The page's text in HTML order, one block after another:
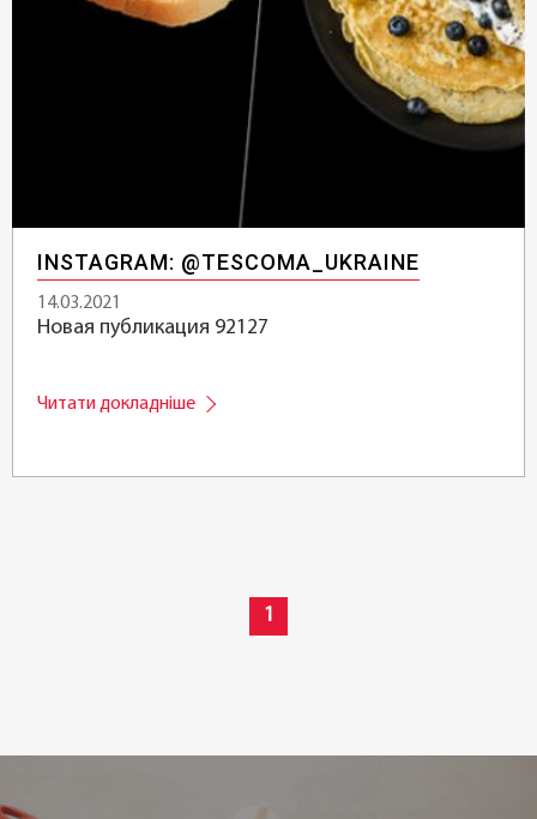
INSTAGRAM: @TESCOMA_UKRAINE
14.03.2021
Новая публикация 92127
Читати докладніше
1